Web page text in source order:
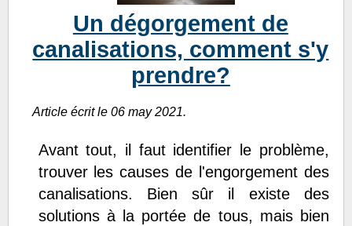
Un dégorgement de
canalisations, comment s'y
prendre?
Article écrit le 06 may 2021.
Avant tout, il faut identifier le problème,
trouver les causes de l'engorgement des
canalisations. Bien sûr il existe des
solutions à la portée de tous, mais bien